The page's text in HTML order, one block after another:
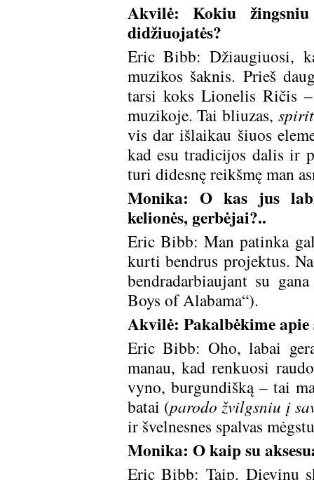
Akvilė: Kokiu
didžiuojatės?
Eric Bibb: Džiaugiuosi,
muzikos šaknis. Prieš
tarsi koks Lionelis Ričis
muzikoje. Tai bliuzas,
vis dar išlaikau šiuos
kad esu tradicijos dalis ir
turi didesnę reikšmę man
Monika: O kas jus
kelionės, gerbėjai?..
Eric Bibb: Man patinka
kurti bendrus projektus.
bendradarbiaujant su
Boys of Alabama“).
Akvilė: Pakalbėkime
Eric Bibb: Oho, labai
manau, kad renkuosi
vyno, burgundišką – tai
batai (parodo žvilgsniu į
ir švelnesnes spalvas
Monika: O kaip su
Eric Bibb: Taip. Dievinu